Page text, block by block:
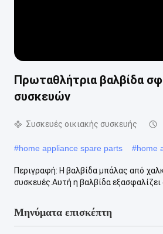
Πρωταθλήτρια βαλβίδα
συσκευών
Συσκευές οικιακής συσκευής
#home appliance spare parts #home
Περιγραφή: Η βαλβίδα μπάλας από
συσκευές.Αυτή η βαλβίδα εξασφαλίζει
Μηνύματα επισκέπτη